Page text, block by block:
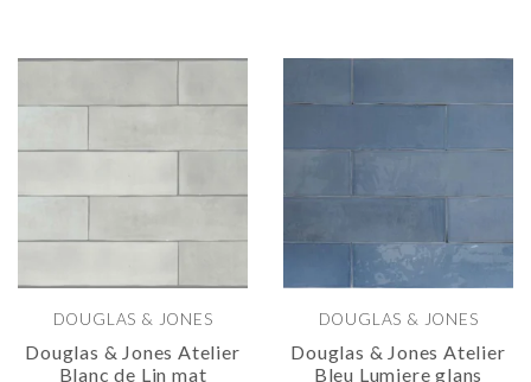
DOUGLAS & JONES
Douglas & Jones Atelier
Blanc de Lin mat
DOUGLAS & JONES
Douglas & Jones Atelier
Bleu Lumiere glans